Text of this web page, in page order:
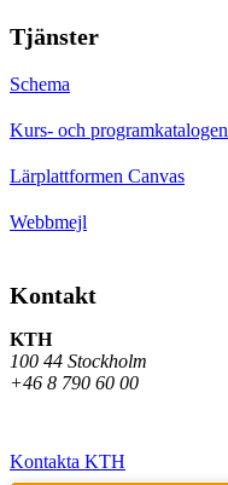
Tjänster
Schema
Kurs- och programkatalogen
Lärplattformen Canvas
Webbmejl
Kontakt
KTH
100 44 Stockholm
+46 8 790 60 00
Kontakta KTH